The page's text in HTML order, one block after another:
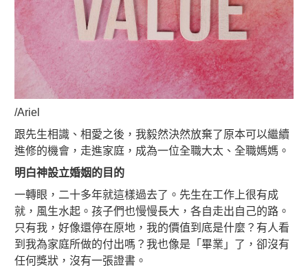
/Ariel
跟先生相識、相愛之後，我毅然決然放棄了原本可以繼續
進修的機會，走進家庭，成為一位全職大太、全職媽媽。
明白神設立婚姻的目的
一轉眼，二十多年就這樣過去了。先生在工作上很有成
就，風生水起。孩子們也慢慢長大，各自走出自己的路。
只有我，好像還停在原地，我的價值到底是什麼？有人看
到我為家庭所做的付出嗎？我也像是「畢業」了，卻沒有
任何獎狀，沒有一張證書。